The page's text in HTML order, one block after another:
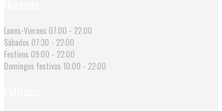
Lunes-Viernes 07:00 - 22:00
Sábados 07:30 - 22:00
Festivos 09:00 - 22:00
Domingos festivos 10:00 - 22:00